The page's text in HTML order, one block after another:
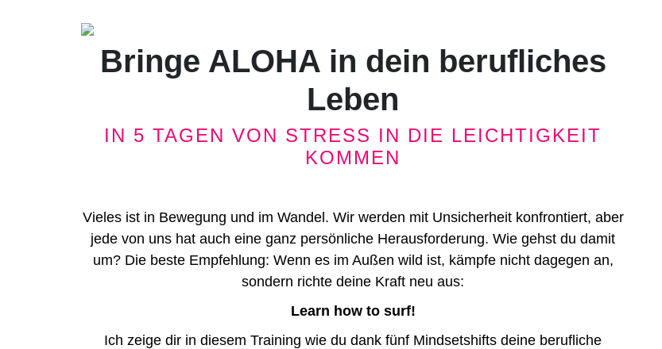
Bringe ALOHA in dein berufliches
Leben
IN 5 TAGEN VON STRESS IN DIE LEICHTIGKEIT
KOMMEN
Vieles ist in Bewegung und im Wandel. Wir werden mit Unsicherheit konfrontiert, aber
jede von uns hat auch eine ganz persönliche Herausforderung. Wie gehst du damit
um? Die beste Empfehlung: Wenn es im Außen wild ist, kämpfe nicht dagegen an,
sondern richte deine Kraft neu aus:
Learn how to surf!
Ich zeige dir in diesem Training wie du dank fünf Mindsetshifts deine berufliche